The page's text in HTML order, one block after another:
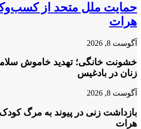
حمایت ملل متحد از
هرات
آگوست 8, 2026
خشونت خانگی؛ تهدید خاموش
زنان در بادغیس
آگوست 8, 2026
بازداشت زنی در پیوند به مرگ
هرات